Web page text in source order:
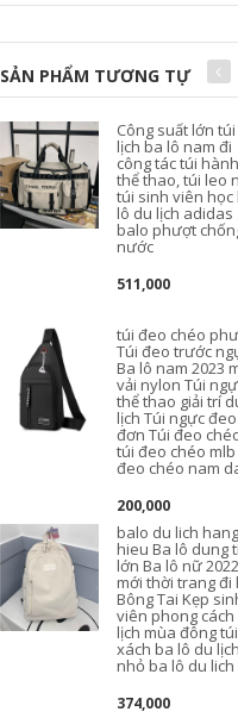
SẢN PHẨM TƯƠNG TỰ
Công suất lớn
lịch ba lô nam đi
công tác túi
thể thao, túi leo
túi sinh viên học
lô du lịch adidas
balo phượt
nước
511,000
túi đeo chéo
Túi đeo trước
Ba lô nam 2023
vải nylon Túi
thể thao giải trí
lịch Túi ngực
đơn Túi đeo
túi đeo chéo
đeo chéo nam
200,000
balo du lich hang
hieu Ba lô dung
lớn Ba lô nữ 2022
mới thời trang đi
Bông Tai Kẹp
viên phong cách
lịch mùa đông túi
xách ba lô du lịch
nhỏ ba lô du lich
374,000